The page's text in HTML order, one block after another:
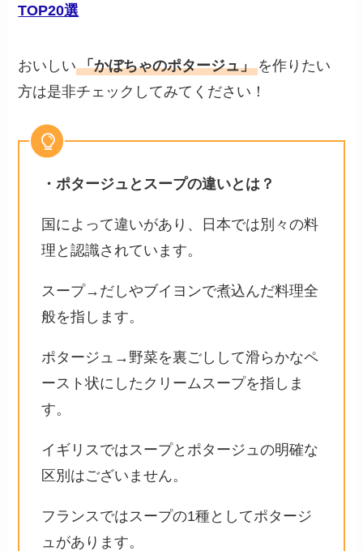
TOP20選
おいしい 「かぼちゃのポタージュ」 を作りたい
方は是非チェックしてみてください！
・ポタージュとスープの違いとは？
国によって違いがあり、日本では別々の料
理と認識されています。
スープ→だしやブイヨンで煮込んだ料理全
般を指します。
ポタージュ→野菜を裏ごしして滑らかなペ
ースト状にしたクリームスープを指しま
す。
イギリスではスープとポタージュの明確な
区別はございません。
フランスではスープの1種としてポタージ
ュがあります。